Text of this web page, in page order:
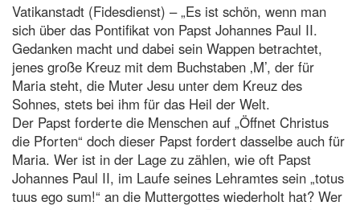
Vatikanstadt (Fidesdienst) – „Es ist schön, wenn man
sich über das Pontifikat von Papst Johannes Paul II.
Gedanken macht und dabei sein Wappen betrachtet,
jenes große Kreuz mit dem Buchstaben ‚M’, der für
Maria steht, die Muter Jesu unter dem Kreuz des
Sohnes, stets bei ihm für das Heil der Welt.
Der Papst forderte die Menschen auf „Öffnet Christus
die Pforten“ doch dieser Papst fordert dasselbe auch für
Maria. Wer ist in der Lage zu zählen, wie oft Papst
Johannes Paul II, im Laufe seines Lehramtes sein „totus
tuus ego sum!“ an die Muttergottes wiederholt hat? Wer